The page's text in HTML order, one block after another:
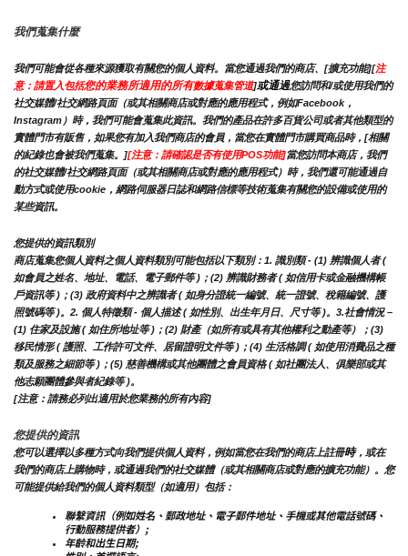
我們蒐集什麼
我們可能會從各種來源獲取有關您的個人資料。當您通過我們的商店、[擴充功能][注
意：請置入包括您的業務所適用的所有數據蒐集管道]或通過您訪問和/或使用我們的
社交媒體/社交網路頁面（或其相關商店或對應的應用程式，例如Facebook，
Instagram）時，我們可能會蒐集此資訊。我們的產品在許多百貨公司或者其他類型的
實體門市有販售，如果您有加入我們商店的會員，當您在實體門市購買商品時，[相關
的紀錄也會被我們蒐集。][注意：請確認是否有使用POS功能]當您訪問本商店，我們
的社交媒體/社交網路頁面（或其相關商店或對應的應用程式）時，我們還可能通過自
動方式或使用cookie，網路伺服器日誌和網路信標等技術蒐集有關您的設備或使用的
某些資訊。
您提供的資訊類別
商店蒐集您個人資料之個人資料類別可能包括以下類別：1. 識別類 - (1) 辨識個人者 (
如會員之姓名、地址、電話、電子郵件等 )；(2) 辨識財務者 ( 如信用卡或金融機構帳
戶資訊等 )；(3) 政府資料中之辨識者 ( 如身分證統一編號、統一證號、稅籍編號、護
照號碼等 )。2. 個人特徵類 - 個人描述 ( 如性別、出生年月日、尺寸等 )。3.社會情況 –
(1) 住家及設施 ( 如住所地址等 )；(2) 財產（如所有或具有其他權利之動產等）；(3)
移民情形 ( 護照、工作許可文件、居留證明文件等 )；(4) 生活格調 ( 如使用消費品之種
類及服務之細節等 )；(5) 慈善機構或其他團體之會員資格 ( 如社團法人、俱樂部或其
他志願團體參與者紀錄等 )。
[注意：請務必列出適用於您業務的所有內容]
您提供的資訊
您可以選擇以多種方式向我們提供個人資料，例如當您在我們的商店上註冊時，或在
我們的商店上購物時，或通過我們的社交媒體（或其相關商店或對應的擴充功能）。您
可能提供給我們的個人資料類型（如適用）包括：
聯繫資訊（例如姓名、郵政地址、電子郵件地址、手機或其他電話號碼、
行動服務提供者）;
年齡和出生日期;